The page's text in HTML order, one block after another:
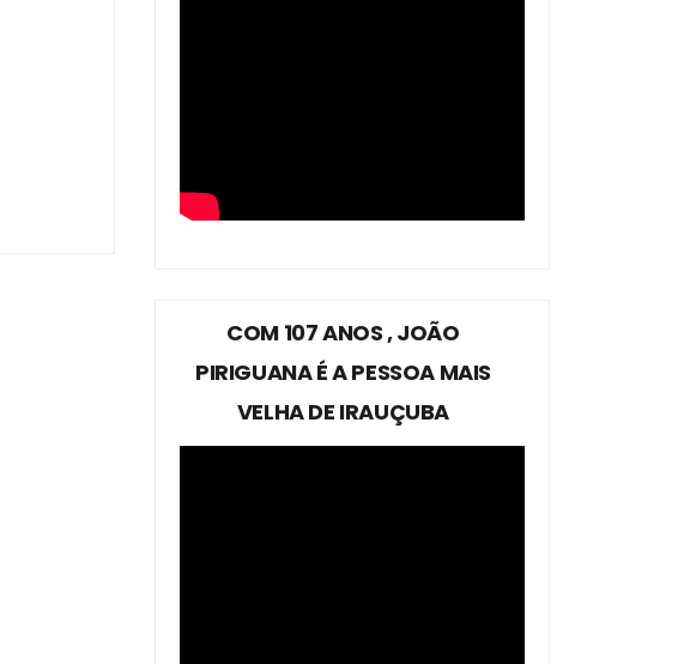
COM 107 ANOS , JOÃO
PIRIGUANA É A PESSOA MAIS
VELHA DE IRAUÇUBA